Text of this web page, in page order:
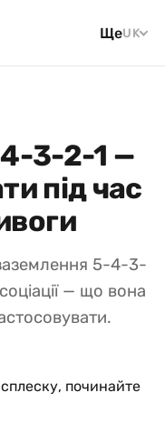
ЩеUK
3-2-1 —
під час
5-4-3-
— що вона
починайте